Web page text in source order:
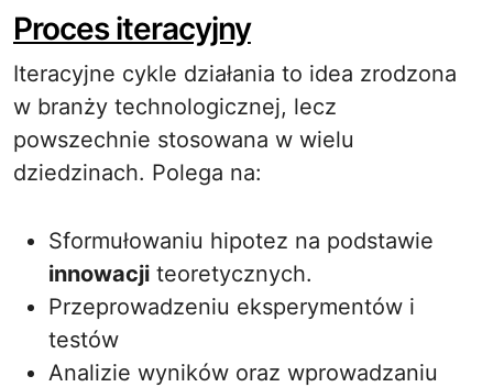
Proces iteracyjny
Iteracyjne cykle działania to idea zrodzona
w branży technologicznej, lecz
powszechnie stosowana w wielu
dziedzinach. Polega na:
Sformułowaniu hipotez na podstawie
innowacji teoretycznych.
Przeprowadzeniu eksperymentów i
testów
Analizie wyników oraz wprowadzaniu